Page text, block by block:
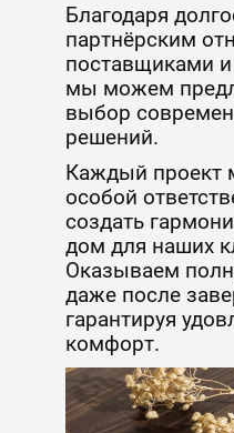
Благодаря
партнёрским
поставщиками
мы можем
выбор
решений.
Каждый проект
особой
создать
дом для наших
Оказываем
даже после
гарантируя
комфорт.